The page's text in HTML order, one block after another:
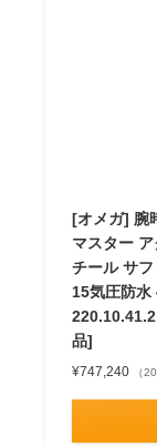
[オメガ] 腕
マスター
チール サ
15気圧防
品]
¥747,240 （